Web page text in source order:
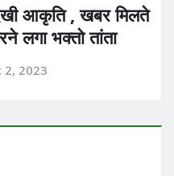
आकृति , खबर मिलते
लगा भक्तो तांता
2, 2023